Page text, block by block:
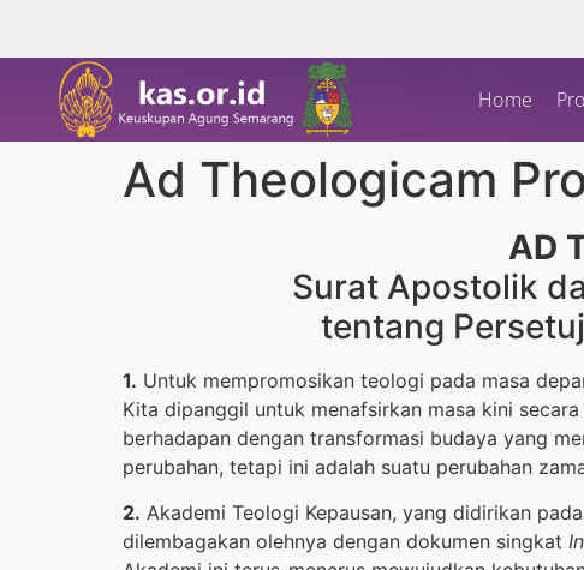
Home
Ad Theologicam
AD
Surat Apostolik
tentang
1. Untuk mempromosikan teologi pada masa
Kita dipanggil untuk menafsirkan masa kini
berhadapan dengan transformasi budaya yang
perubahan, tetapi ini adalah suatu perubahan
2. Akademi Teologi Kepausan, yang didirikan
dilembagakan olehnya dengan dokumen singkat